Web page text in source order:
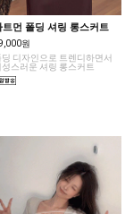
트먼 폴딩 셔링 롱스커트
원
딩 디자인으로 트렌디하면서
성스러운 셔링 롱스커트